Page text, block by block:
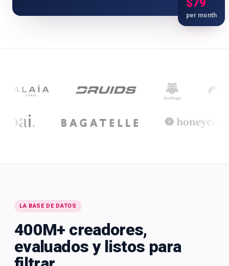
$79
per month
LA BASE DE DATOS
400M+ creadores,
evaluados y listos para